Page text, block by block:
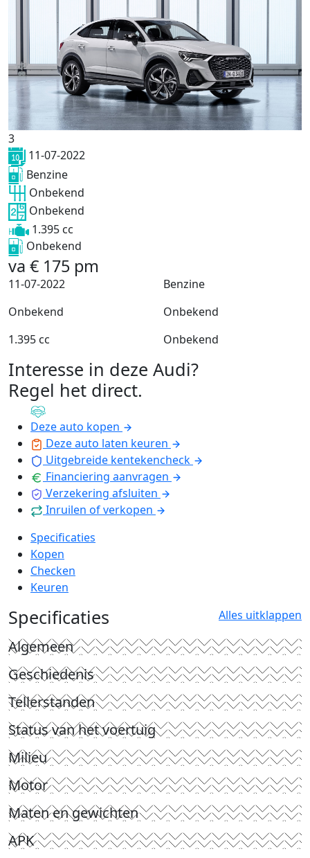
3
11-07-2022
Benzine
Onbekend
Onbekend
1.395 cc
Onbekend
va € 175 pm
11-07-2022
Benzine
Onbekend
Onbekend
1.395 cc
Onbekend
Interesse in deze Audi?
Regel het direct.
Deze auto kopen
Deze auto laten keuren
Uitgebreide kentekencheck
Financiering aanvragen
Verzekering afsluiten
Inruilen of verkopen
Specificaties
Kopen
Checken
Keuren
Specificaties Alles uitklappen
Algemeen
Geschiedenis
Tellerstanden
Status van het voertuig
Milieu
Motor
Maten en gewichten
APK